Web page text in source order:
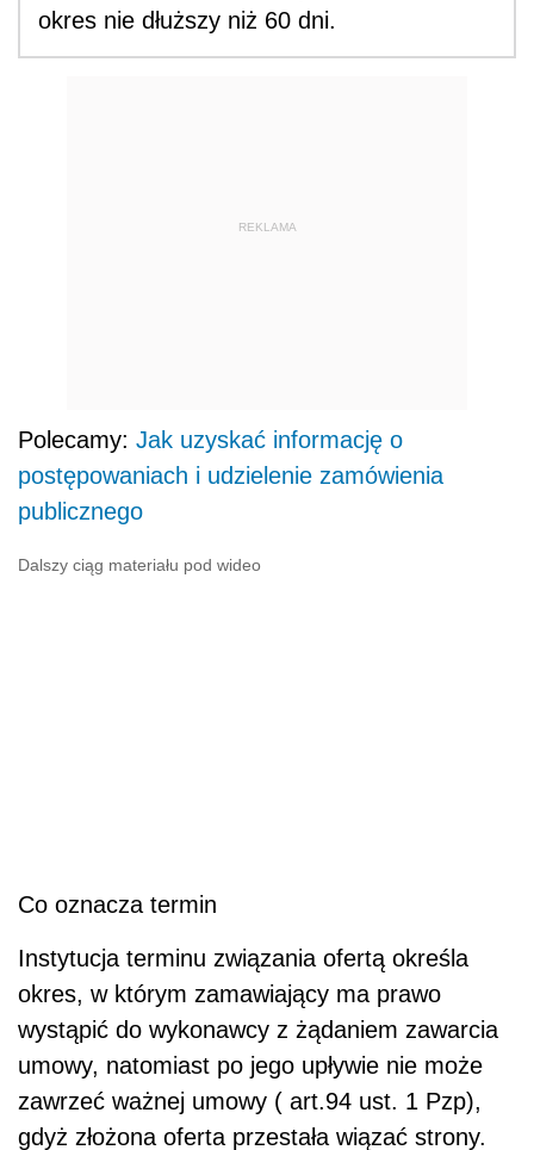
okres nie dłuższy niż 60 dni.
REKLAMA
Polecamy: Jak uzyskać informację o
postępowaniach i udzielenie zamówienia
publicznego
Dalszy ciąg materiału pod wideo
Co oznacza termin
Instytucja terminu związania ofertą określa
okres, w którym zamawiający ma prawo
wystąpić do wykonawcy z żądaniem zawarcia
umowy, natomiast po jego upływie nie może
zawrzeć ważnej umowy ( art.94 ust. 1 Pzp),
gdyż złożona oferta przestała wiązać strony.